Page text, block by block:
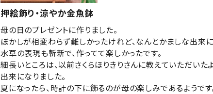
押絵飾り・涼やか金魚鉢
母の日のプレゼントに作りました。
ぼかしが相変わらず難しかったけれど、なんとかましな出来に
水草の表現も斬新で、作ってて楽しかったです。
細長いところは、以前さくらほりきりさんに教えていただいた
出来になりました。
夏になったら、時計の下に飾るのが母の楽しみであるようです